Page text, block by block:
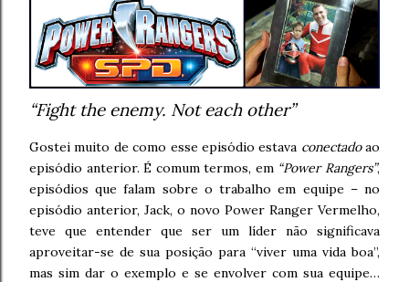
“Fight the enemy. Not each other”
Gostei muito de como esse episódio estava conectadoao
episódio anterior. É comum termos, em “Power Rangers”,
episódios que falam sobre o trabalho em equipe – no
episódio anterior, Jack, o novo Power Ranger Vermelho,
teve que entender que ser um líder não significava
aproveitar-se de sua posição para “viver uma vida boa”,
mas sim dar o exemplo e se envolver com sua equipe…